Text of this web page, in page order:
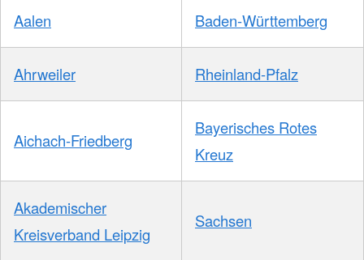
Aalen Baden-Württemberg
Ahrweiler Rheinland-Pfalz
Aichach-Friedberg
Bayerisches Rotes
Kreuz
Akademischer
Kreisverband Leipzig
Sachsen